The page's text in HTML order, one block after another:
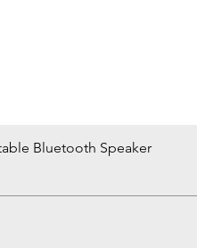
Bluetooth Speaker